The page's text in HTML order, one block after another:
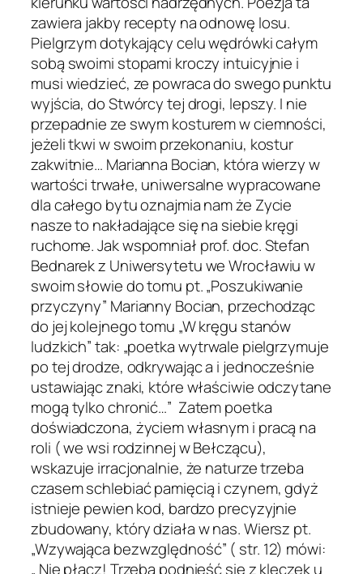
zawiera jakby recepty na odnowę losu.
Pielgrzym dotykający celu wędrówki całym
sobą swoimi stopami kroczy intuicyjnie i
musi wiedzieć, ze powraca do swego punktu
wyjścia, do Stwórcy tej drogi, lepszy. I nie
przepadnie ze swym kosturem w ciemności,
jeżeli tkwi w swoim przekonaniu, kostur
zakwitnie… Marianna Bocian, która wierzy w
wartości trwałe, uniwersalne wypracowane
dla całego bytu oznajmia nam że Zycie
nasze to nakładające się na siebie kręgi
ruchome. Jak wspomniał prof. doc. Stefan
Bednarek z Uniwersytetu we Wrocławiu w
swoim słowie do tomu pt. „Poszukiwanie
przyczyny” Marianny Bocian, przechodząc
do jej kolejnego tomu „W kręgu stanów
ludzkich” tak: „poetka wytrwale pielgrzymuje
po tej drodze, odkrywając a i jednocześnie
ustawiając znaki, które właściwie odczytane
mogą tylko chronić…” Zatem poetka
doświadczona, życiem własnym i pracą na
roli ( we wsi rodzinnej w Bełczącu),
wskazuje irracjonalnie, że naturze trzeba
czasem schlebiać pamięcią i czynem, gdyż
istnieje pewien kod, bardzo precyzyjnie
zbudowany, który działa w nas. Wiersz pt.
„Wzywająca bezwzględność” ( str. 12) mówi:
„ Nie płacz! Trzeba podnieść się z klęczek u